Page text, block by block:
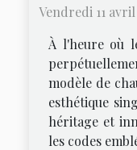
Vendredi 11 avril
À l'heure où
modèle de
esthétique
héritage et
les codes